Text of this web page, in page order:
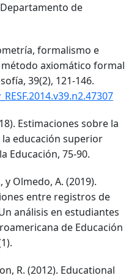
de
formalismo e
axiomático formal
39(2), 121-146.
Estimaciones sobre la
educación superior
Educación, 75-90.
y Olmedo, A. (2019).
entre registros de
análisis en estudiantes
de Educación
R. (2012). Educational